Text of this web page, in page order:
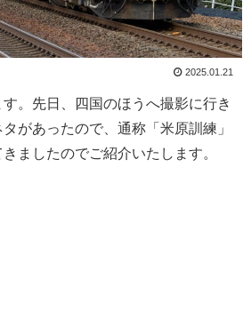
2025.01.21
。先日、四国のほうへ撮影に行き
があったので、通称「米原訓練」
ましたのでご紹介いたします。